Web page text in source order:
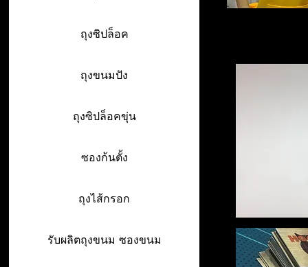
ถุงซิปล็อค
ถุงขนมปัง
ถุงซิปล็อคขุ่น
ซองก้นตั้ง
ถุงไส้กรอก
รับผลิตถุงขนม ซองขนม